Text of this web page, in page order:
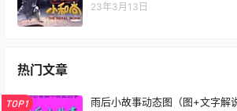
23年3月13日
热门文章
TOP1 雨后小故事动态图（图+文字解